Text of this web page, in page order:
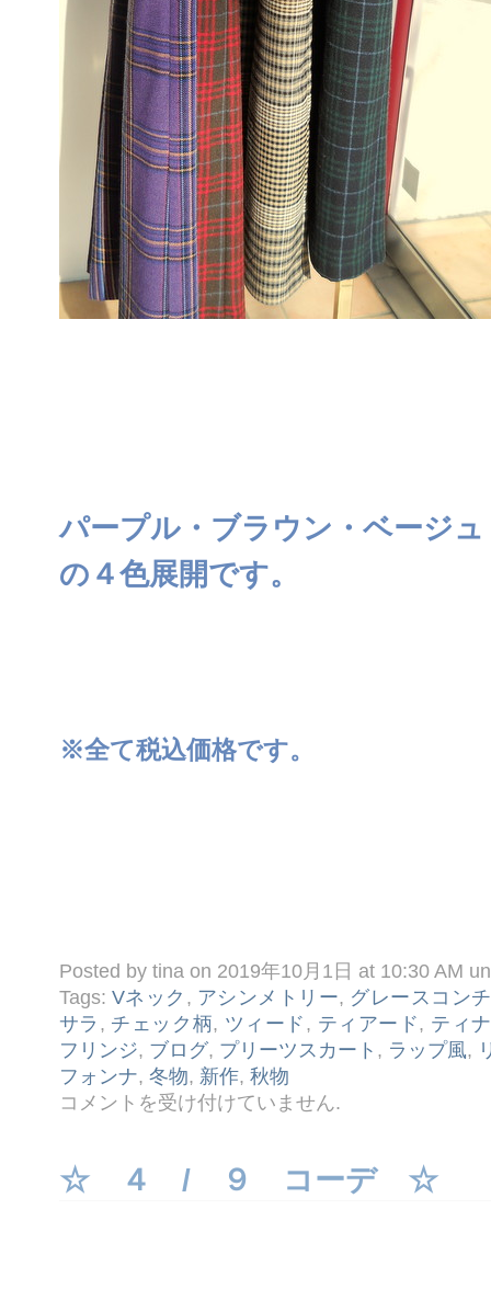
パープル・ブラウン・ベージ
の４色展開です。
※全て税込価格です。
Posted by tina on 2019年10月1日 at 10:30 AM
Tags: Vネック , アシンメトリー, グレースコン
サラ , チェック柄, ツィード , ティアード, ティナ
フリンジ, ブログ, プリーツスカート , ラップ風,
フォンナ, 冬物, 新作, 秋物
☆
１
ー
デ
コメントを受け付けていません.
☆ ４ / ９ コーデ ☆